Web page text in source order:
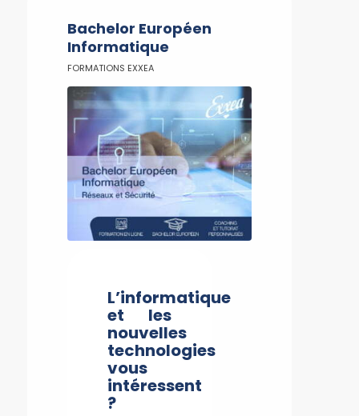
Bachelor Européen
Informatique
FORMATIONS EXXEA
L’informatique
et les
nouvelles
technologies
vous
intéressent
?